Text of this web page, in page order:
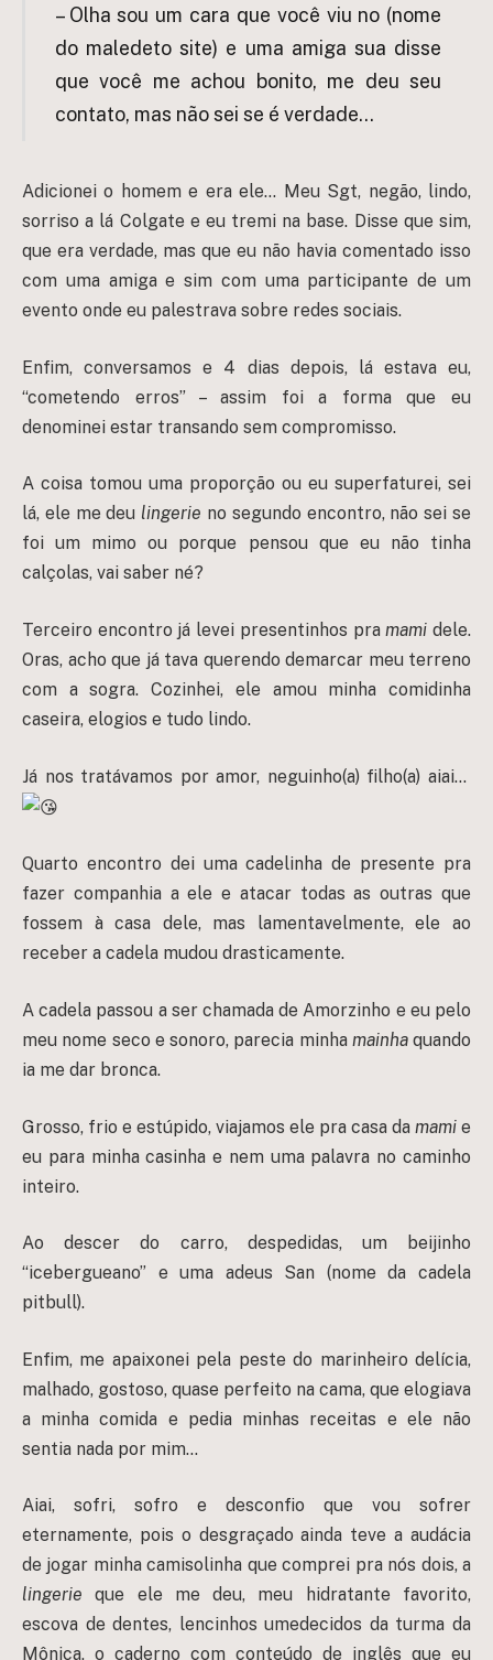
– Olha sou um cara que você viu no (nome
do maledeto site) e uma amiga sua disse
que você me achou bonito, me deu seu
contato, mas não sei se é verdade…
Adicionei o homem e era ele… Meu Sgt, negão, lindo,
sorriso a lá Colgate e eu tremi na base. Disse que sim,
que era verdade, mas que eu não havia comentado isso
com uma amiga e sim com uma participante de um
evento onde eu palestrava sobre redes sociais.
Enfim, conversamos e 4 dias depois, lá estava eu,
“cometendo erros” – assim foi a forma que eu
denominei estar transando sem compromisso.
A coisa tomou uma proporção ou eu superfaturei, sei
lá, ele me deu lingerie no segundo encontro, não sei se
foi um mimo ou porque pensou que eu não tinha
calçolas, vai saber né?
Terceiro encontro já levei presentinhos pramami dele.
Oras, acho que já tava querendo demarcar meu terreno
com a sogra. Cozinhei, ele amou minha comidinha
caseira, elogios e tudo lindo.
Já nos tratávamos por amor, neguinho(a) filho(a) aiai…
Quarto encontro dei uma cadelinha de presente pra
fazer companhia a ele e atacar todas as outras que
fossem à casa dele, mas lamentavelmente, ele ao
receber a cadela mudou drasticamente.
A cadela passou a ser chamada de Amorzinho e eu pelo
meu nome seco e sonoro, parecia minha mainhaquando
ia me dar bronca.
Grosso, frio e estúpido, viajamos ele pra casa da mami e
eu para minha casinha e nem uma palavra no caminho
inteiro.
Ao descer do carro, despedidas, um beijinho
“icebergueano” e uma adeus San (nome da cadela
pitbull).
Enfim, me apaixonei pela peste do marinheiro delícia,
malhado, gostoso, quase perfeito na cama, que elogiava
a minha comida e pedia minhas receitas e ele não
sentia nada por mim…
Aiai, sofri, sofro e desconfio que vou sofrer
eternamente, pois o desgraçado ainda teve a audácia
de jogar minha camisolinha que comprei pra nós dois, a
lingerie que ele me deu, meu hidratante favorito,
escova de dentes, lencinhos umedecidos da turma da
Mônica, o caderno com conteúdo de inglês que eu